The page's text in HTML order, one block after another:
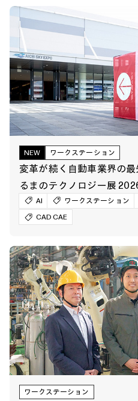
NEW ワークステーション
変革が続く自動車業界の
るまのテクノロジー展
AI ワークステーション
CAD CAE
ワークステーション